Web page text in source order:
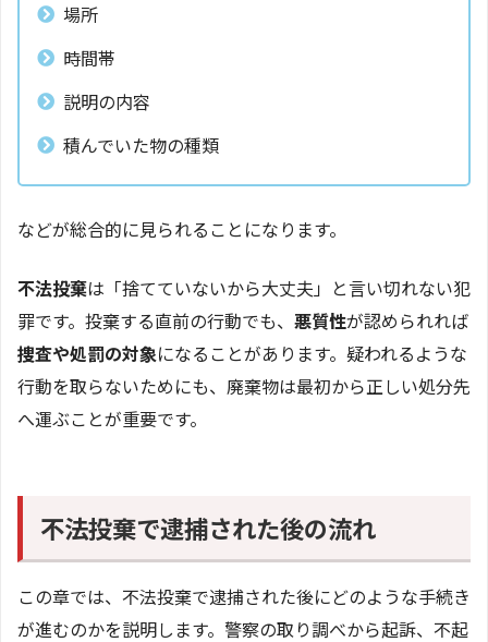
場所
時間帯
説明の内容
積んでいた物の種類
などが総合的に見られることになります。
不法投棄は「捨てていないから大丈夫」と言い切れない犯
罪です。投棄する直前の行動でも、 悪質性が認められれば
捜査や処罰の対象になることがあります。疑われるような
行動を取らないためにも、廃棄物は最初から正しい処分先
へ運ぶことが重要です。
不法投棄で逮捕された後の流れ
この章では、不法投棄で逮捕された後にどのような手続き
が進むのかを説明します。警察の取り調べから起訴、不起